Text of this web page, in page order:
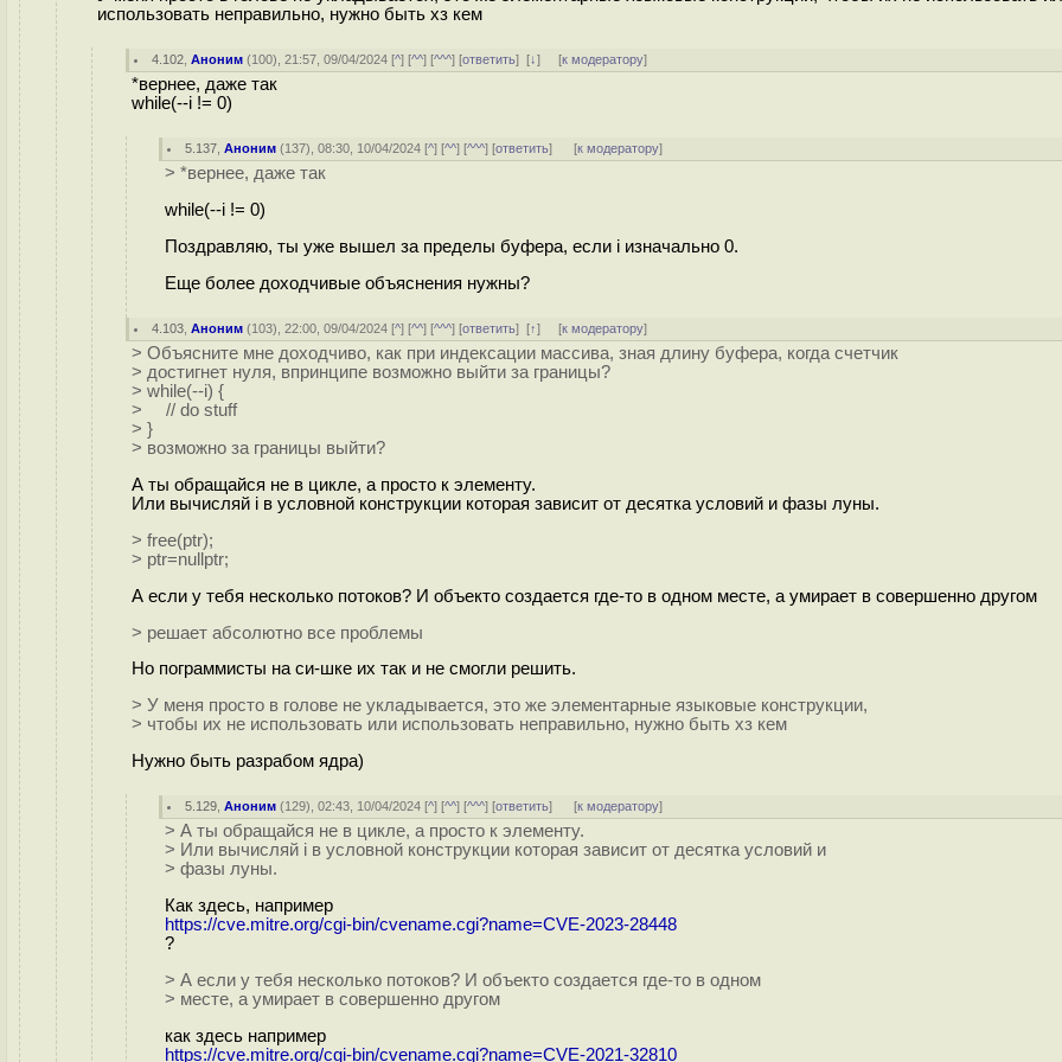
использовать неправильно, нужно быть хз кем
4.102 ,Аноним (100), 21:57, 09/04/2024 [^] [^^] [^^^] [ответить][↓] [к модератору]
*вернее, даже так
while(--i != 0)
5.137 ,Аноним (137), 08:30, 10/04/2024 [^] [^^] [^^^] [ответить] [к модератору]
> *вернее, даже так
while(--i != 0)
Поздравляю, ты уже вышел за пределы буфера, если i изначально 0.
Еще более доходчивые объяснения нужны?
4.103 ,Аноним (103), 22:00, 09/04/2024 [^] [^^] [^^^] [ответить][↑] [к модератору]
> Объясните мне доходчиво, как при индексации массива, зная длину буфера, когда счетчик
> достигнет нуля, впринципе возможно выйти за границы?
> while(--i) {
> // do stuff
> }
> возможно за границы выйти?
А ты обращайся не в цикле, а просто к элементу.
Или вычисляй i в условной конструкции которая зависит от десятка условий и фазы луны.
> free(ptr);
> ptr=nullptr;
А если у тебя несколько потоков? И объекто создается где-то в одном месте, а умирает в совершенно другом
> решает абсолютно все проблемы
Но пограммисты на си-шке их так и не смогли решить.
> У меня просто в голове не укладывается, это же элементарные языковые конструкции,
> чтобы их не использовать или использовать неправильно, нужно быть хз кем
Нужно быть разрабом ядра)
5.129 ,Аноним (129), 02:43, 10/04/2024 [^] [^^] [^^^] [ответить] [к модератору]
> А ты обращайся не в цикле, а просто к элементу.
> Или вычисляй i в условной конструкции которая зависит от десятка условий и
> фазы луны.
Как здесь, например
https://cve.mitre.org/cgi-bin/cvename.cgi?name=CVE-2023-28448
?
> А если у тебя несколько потоков? И объекто создается где-то в одном
> месте, а умирает в совершенно другом
как здесь например
https://cve.mitre.org/cgi-bin/cvename.cgi?name=CVE-2021-32810